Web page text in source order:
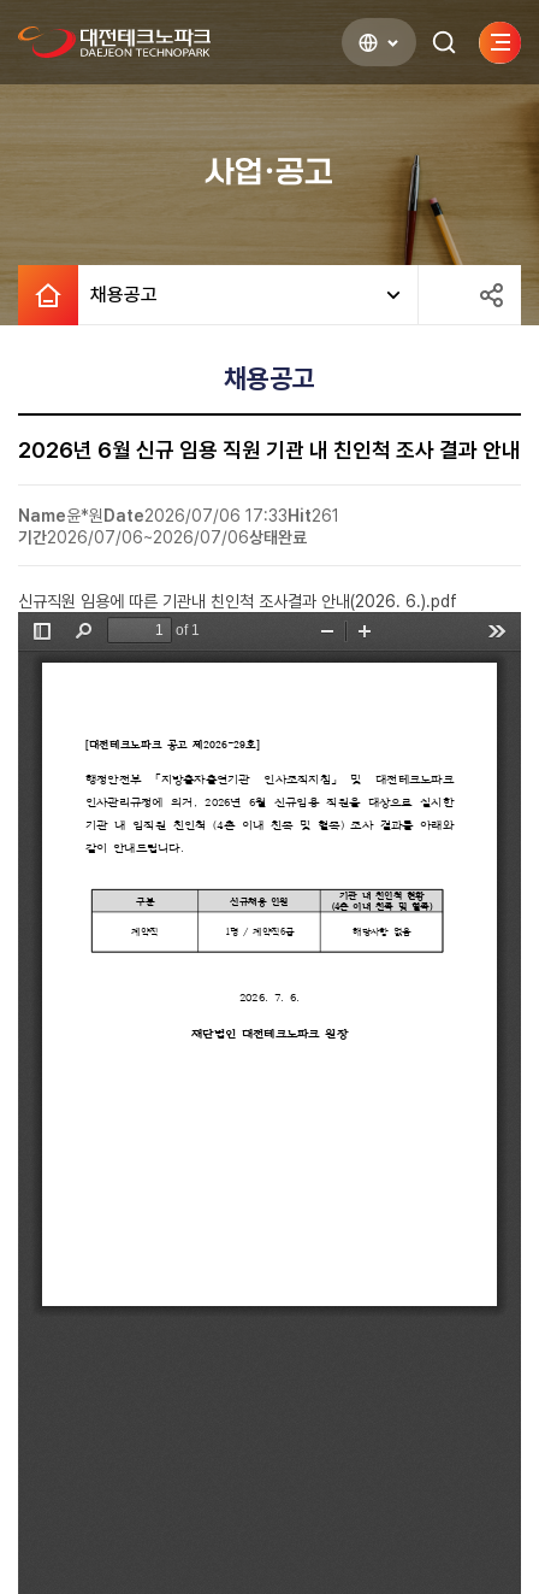
검색하기사이
열기
사업·공고
채용공고
채용공고
2026년 6월 신규 임용 직원 기관 내 친인척 조사 결과 안내
Name윤*원 Date2026/07/06 17:33Hit261
기간2026/07/06~2026/07/06상태완료
신규직원 임용에 따른 기관내 친인척 조사결과 안내(2026. 6.).pdf